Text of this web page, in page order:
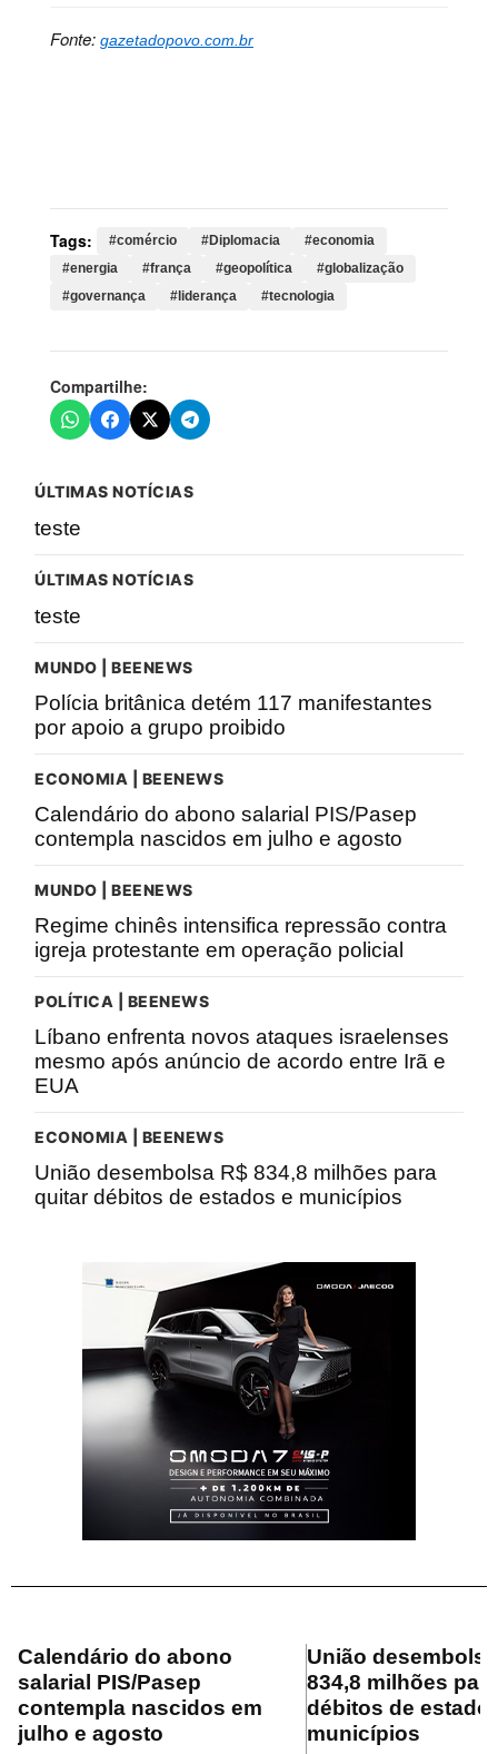
Fonte: gazetadopovo.com.br
Tags: #comércio #Diplomacia
#economia
#energia
#frança #geopolítica
#globalização
#governança
#liderança #tecnologia
Compartilhe:
ÚLTIMAS NOTÍCIAS
teste
ÚLTIMAS NOTÍCIAS
teste
MUNDO | BEENEWS
Polícia britânica detém 117 manifestantes
por apoio a grupo proibido
ECONOMIA | BEENEWS
Calendário do abono salarial PIS/Pasep
contempla nascidos em julho e agosto
MUNDO | BEENEWS
Regime chinês intensifica repressão contra
igreja protestante em operação policial
POLÍTICA | BEENEWS
Líbano enfrenta novos ataques israelenses
mesmo após anúncio de acordo entre Irã e
EUA
ECONOMIA | BEENEWS
União desembolsa R$ 834,8 milhões para
quitar débitos de estados e municípios
Calendário do abono
salarial PIS/Pasep
contempla nascidos em
julho e agosto
União
834,8 milhões
débitos de
municípios